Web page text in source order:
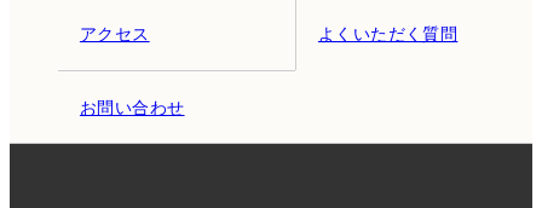
アクセス よくいただく質問
お問い合わせ